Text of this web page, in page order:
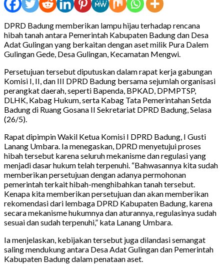
DPRD Badung memberikan lampu hijau terhadap rencana
hibah tanah antara Pemerintah Kabupaten Badung dan Desa
Adat Gulingan yang berkaitan dengan aset milik Pura Dalem
Gulingan Gede, Desa Gulingan, Kecamatan Mengwi.
Persetujuan tersebut diputuskan dalam rapat kerja gabungan
Komisi I, II, dan III DPRD Badung bersama sejumlah organisasi
perangkat daerah, seperti Bapenda, BPKAD, DPMPTSP,
DLHK, Kabag Hukum, serta Kabag Tata Pemerintahan Setda
Badung di Ruang Gosana II Sekretariat DPRD Badung, Selasa
(26/5).
Rapat dipimpin Wakil Ketua Komisi I DPRD Badung, I Gusti
Lanang Umbara. Ia menegaskan, DPRD menyetujui proses
hibah tersebut karena seluruh mekanisme dan regulasi yang
menjadi dasar hukum telah terpenuhi. “Bahwasannya kita sudah
memberikan persetujuan dengan adanya permohonan
pemerintah terkait hibah-menghibahkan tanah tersebut.
Kenapa kita memberikan persetujuan dan akan memberikan
rekomendasi dari lembaga DPRD Kabupaten Badung, karena
secara mekanisme hukumnya dan aturannya, regulasinya sudah
sesuai dan sudah terpenuhi,” kata Lanang Umbara.
Ia menjelaskan, kebijakan tersebut juga dilandasi semangat
saling mendukung antara Desa Adat Gulingan dan Pemerintah
Kabupaten Badung dalam penataan aset.